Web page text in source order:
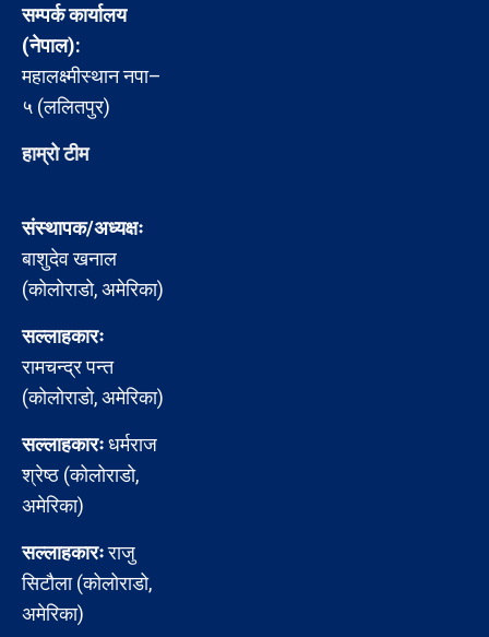
सम्पर्क कार्यालय
(नेपाल):
महालक्ष्मीस्थान नपा–
५ (ललितपुर)
हाम्रो टीम
संस्थापक/अध्यक्षः
बाशुदेव खनाल
(कोलोराडो, अमेरिका)
सल्लाहकारः
रामचन्द्र पन्त
(कोलोराडो, अमेरिका)
सल्लाहकारःधर्मराज
श्रेष्ठ (कोलोराडो,
अमेरिका)
सल्लाहकारःराजु
सिटौला (कोलोराडो,
अमेरिका)